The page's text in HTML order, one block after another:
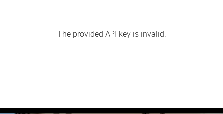
The provided API key is invalid.